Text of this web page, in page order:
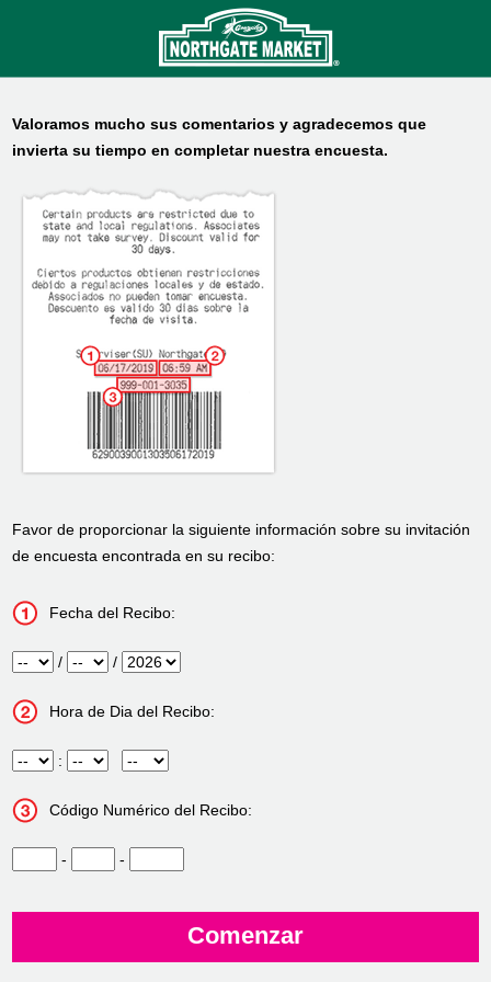
Valoramos mucho sus comentarios y agradecemos que
invierta su tiempo en completar nuestra encuesta.
Favor de proporcionar la siguiente información sobre su invitación
de encuesta encontrada en su recibo:
Fecha del Recibo:
Mes / Día / Año
Hora de Dia del Recibo:
Hora : Minuto InputMeridian
Código Numérico del Recibo:
- -